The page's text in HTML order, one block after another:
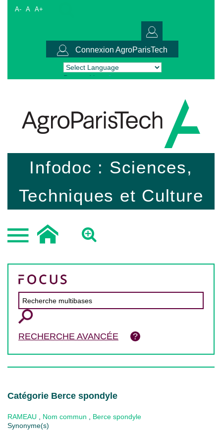
A- A A+
Connexion AgroParisTech
Powered by Translate
Infodoc : Sciences,
Techniques et Culture
RECHERCHE AVANCÉE
Catégorie Berce spondyle
RAMEAU Nom commun
Berce spondyle
Synonyme(s)